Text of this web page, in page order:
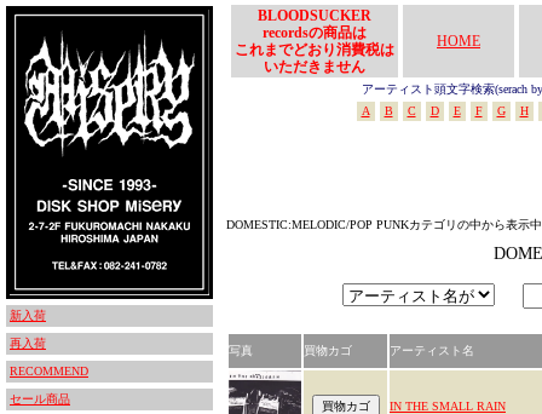
新入荷
再入荷
RECOMMEND
セール商品
BLOODSUCKER
recordsの商品は
これまでどおり消費税は
いただきません
HOME
アーティスト頭文字検索(serach
A
B C D E F G H
DOMESTIC:MELODIC/POP PUNKカテゴリの中から表示中
写真 買物カゴ アーティスト名
IN THE SMALL RAIN